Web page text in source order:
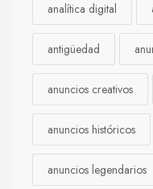
analítica digital
antigüedad
anuncios creativos
anuncios históricos
anuncios legendarios